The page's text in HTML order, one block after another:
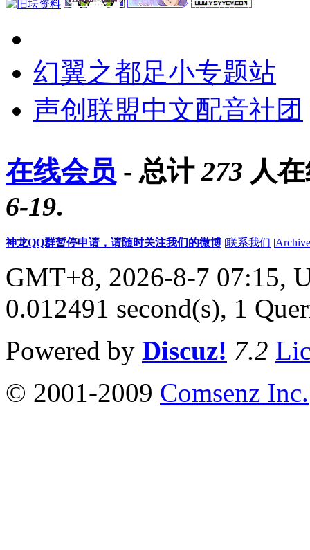
幻翼之都足小专题站
声创联盟中文配音社团
在线会员 - 总计273 人
6-19.
神龙QQ群暂停申请，请随时关注我们的微博 |联系我们 |
GMT+8, 2026-8-7 07:15,
0.012491 second(s), 1
Powered by Discuz! 7.2
© 2001-2009 Comsenz Inc.